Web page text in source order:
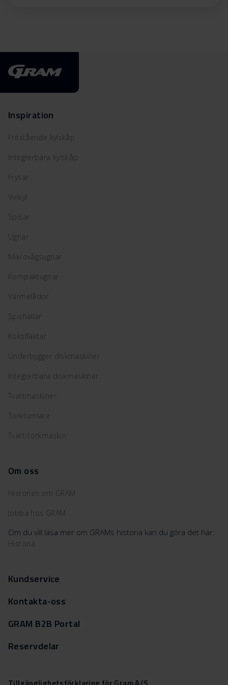
Inspiration
Fritstående kylskåp
Integrerbara kylskåp
Frysar
Vinkyl
Spisar
Ugnar
Mikrovågsugnar
Kompaktugnar
Värmelådor
Spishällar
Köksfläktar
Underbygger diskmaskiner
Integrerbara diskmaskiner
Tvättmaskiner
Torktumlare
Tvätt-torkmaskin
Om oss
Historien om GRAM
Jobba hos GRAM
Om du vill läsa mer om GRAMs historia kan du göra det här:
Historia
Kundservice
Kontakta-oss
GRAM B2B Portal
Reservdelar